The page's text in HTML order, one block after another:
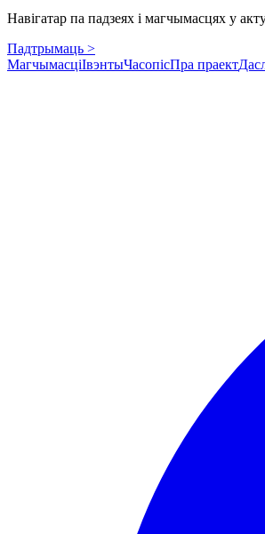
Навігатар па падзеях і магчымасцях у
Падтрымаць >
МагчымасціІвэнтыЧасопісПра праект